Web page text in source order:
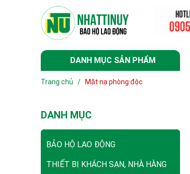
DANH MỤC SẢN PHẨM
Trang chủ / Mặt nạ phòng độc
DANH MỤC
BẢO HỘ LAO ĐỘNG
THIẾT BỊ KHÁCH SẠN, NHÀ HÀNG